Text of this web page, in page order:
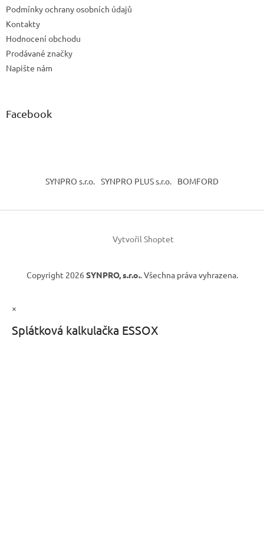
Podmínky ochrany osobních údajů
Kontakty
Hodnocení obchodu
Prodávané značky
Napište nám
Facebook
SYNPRO s.r.o. SYNPRO PLUS s.r.o. BOMFORD
Vytvořil Shoptet
Copyright 2026 SYNPRO, s.r.o.. Všechna práva vyhrazena.
×
Splátková kalkulačka ESSOX